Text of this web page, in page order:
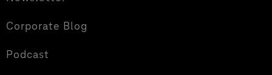
Corporate Blog
Podcast